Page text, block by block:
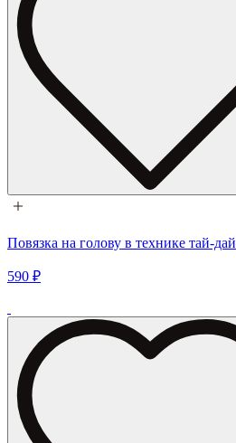
Повязка на голову в технике тай-дай
590 ₽